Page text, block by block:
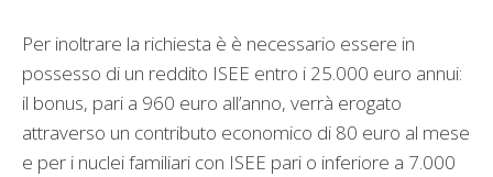
Per inoltrare la richiesta è è necessario essere in
possesso di un reddito ISEE entro i 25.000 euro annui:
il bonus, pari a 960 euro all’anno, verrà erogato
attraverso un contributo economico di 80 euro al mese
e per i nuclei familiari con ISEE pari o inferiore a 7.000